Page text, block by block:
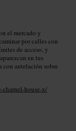
el mercado y
por calles con
de acceso, y
en tus
con antelación sobre
house-x/